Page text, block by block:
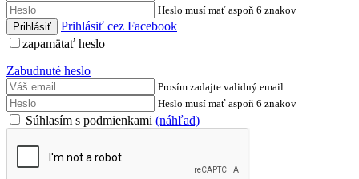
Heslo musí mať aspoň 6 znakov
Prihlásiť cez Facebook
zapamätať heslo
Zabudnuté heslo
Prosím zadajte validný email
Heslo musí mať aspoň 6 znakov
Súhlasím s podmienkami (náhľad)